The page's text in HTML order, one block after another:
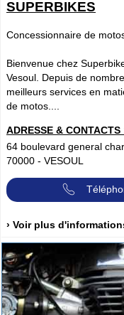
SUPERBIKES
Concessionnaire de
Bienvenue chez
Vesoul. Depuis de
meilleurs services en
de motos....
ADRESSE & CONTACTS
64 boulevard general
70000 - VESOUL
› Voir plus